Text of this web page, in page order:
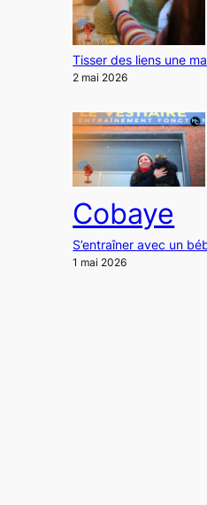
Tisser des liens une
2 mai 2026
Cobaye
S’entraîner avec un
1 mai 2026